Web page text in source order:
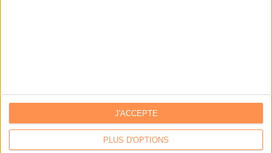
PLUS D'OPTIONS
J'ACCEPTE
Communiquer avec Archimag|Communiquer avec ACE